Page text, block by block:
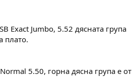
Exact Jumbo, 5.52 дясната група
плато.
5.50, горна дясна група е от